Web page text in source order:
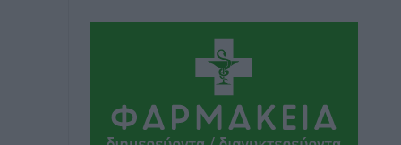
ηχορύπανση από καταστήματα στο
πριν 7 ώρες